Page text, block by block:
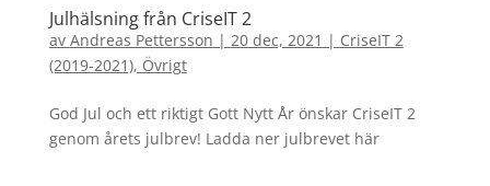
Julhälsning från CriseIT 2
av Andreas Pettersson | 20 dec, 2021 | CriseIT 2
(2019-2021), Övrigt
God Jul och ett riktigt Gott Nytt År önskar CriseIT 2
genom årets julbrev! Ladda ner julbrevet här